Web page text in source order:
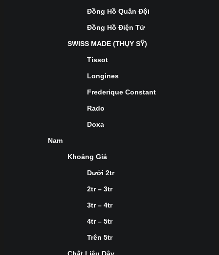
Đồng Hồ Quân Đội
Đồng Hồ Điện Tử
SWISS MADE (THỤY SỸ)
Tissot
Longines
Frederique Constant
Rado
Doxa
Nam
Khoảng Giá
Dưới 2tr
2tr – 3tr
3tr – 4tr
4tr – 5tr
Trên 5tr